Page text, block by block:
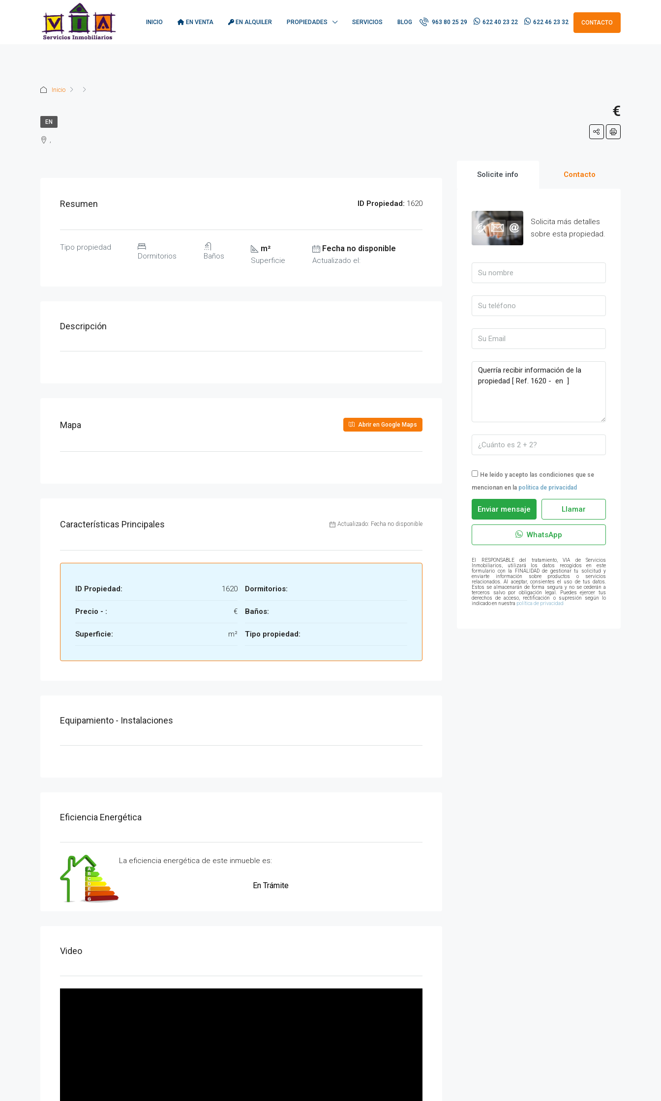
INICIO EN VENTA EN ALQUILER PROPIEDADES SERVICIOS BLOG 963 80 25 29 622 40 23 22 622 46 23 32 CONTACTO
Inicio
€
EN
,
Resumen ID Propiedad: 1620
Tipo propiedad
Dormitorios
Baños
m²
Superficie
Fecha no disponible
Actualizado el:
Descripción
Mapa Abrir en Google Maps
Características Principales Actualizado: Fecha no disponible
ID Propiedad: 1620
Precio - : €
Superficie: m²
Dormitorios:
Baños:
Tipo propiedad:
Equipamiento - Instalaciones
Eficiencia Energética
La eficiencia energética de este inmueble es:
En Trámite
Video
Solicite info Contacto
Solicita más detalles
sobre esta propiedad.
He leído y acepto las condiciones que se
mencionan en la política de privacidad
Enviar mensaje Llamar
WhatsApp
El RESPONSABLE del tratamiento, VIA de Servicios
Inmobiliarios, utilizará los datos recogidos en este
formulario con la FINALIDAD de gestionar tu solicitud y
enviarte información sobre productos o servicios
relacionados. Al aceptar, consientes el uso de tus datos.
Estos se almacenarán de forma segura y no se cederán a
terceros salvo por obligación legal. Puedes ejercer tus
derechos de acceso, rectificación o supresión según lo
indicado en nuestra política de privacidad